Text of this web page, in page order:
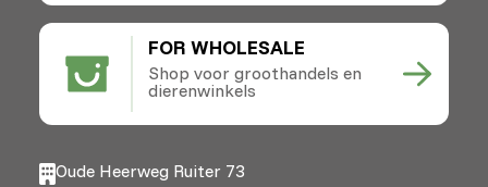
FOR WHOLESALE
Shop voor groothandels en
dierenwinkels
Oude Heerweg Ruiter 73